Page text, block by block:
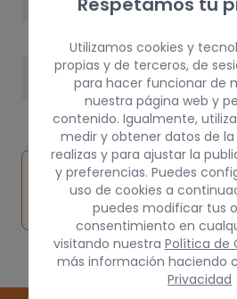
PESO
Inspeccionar
vehículo de
pieza
Utilizamos cookies y
propias y de terceros, de
para hacer funcionar de
nuestra página web y
contenido. Igualmente,
medir y obtener datos de
realizas y para ajustar la
y preferencias. Puedes
uso de cookies a
puedes modificar tus
consentimiento en
visitando nuestra Política de
más información haciendo
Privacidad